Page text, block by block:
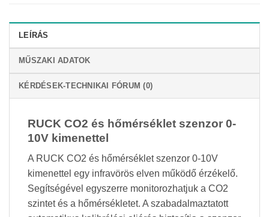
LEÍRÁS
MŰSZAKI ADATOK
KÉRDÉSEK-TECHNIKAI FÓRUM (0)
RUCK CO2 és hőmérséklet szenzor 0-
10V kimenettel
A RUCK CO2 és hőmérséklet szenzor 0-10V
kimenettel egy infravörös elven működő érzékelő.
Segítségével egyszerre monitorozhatjuk a CO2
szintet és a hőmérsékletet. A szabadalmaztatott